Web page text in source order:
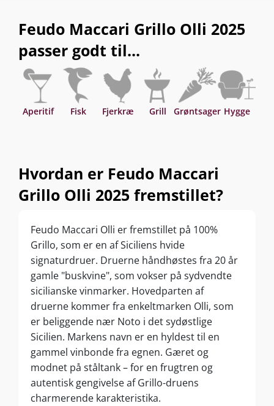
Feudo Maccari Grillo Olli 2025
passer godt til...
Aperitif Fisk Fjerkræ Grill Grøntsager Hygge
Hvordan er Feudo Maccari
Grillo Olli 2025 fremstillet?
Feudo Maccari Olli er fremstillet på 100%
Grillo, som er en af Siciliens hvide
signaturdruer. Druerne håndhøstes fra 20 år
gamle "buskvine", som vokser på sydvendte
sicilianske vinmarker. Hovedparten af
druerne kommer fra enkeltmarken Olli, som
er beliggende nær Noto i det sydøstlige
Sicilien. Markens navn er en hyldest til en
gammel vinbonde fra egnen. Gæret og
modnet på ståltank – for en frugtren og
autentisk gengivelse af Grillo-druens
charmerende karakteristika.